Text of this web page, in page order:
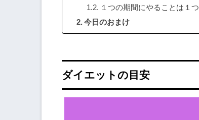
１つの期間にやることは１つ
今日のおまけ
ダイエットの目安